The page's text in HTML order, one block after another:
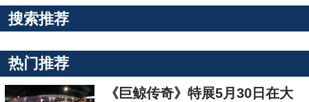
搜索推荐
热门推荐
《巨鲸传奇》特展5月30日在大